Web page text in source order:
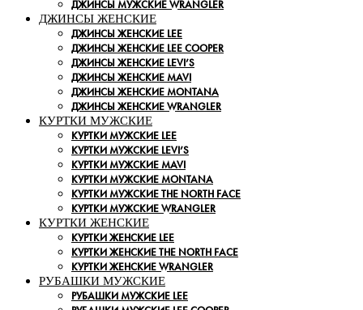
ДЖИНСЫ МУЖСКИЕ WRANGLER
ДЖИНСЫ ЖЕНСКИЕ
ДЖИНСЫ ЖЕНСКИЕ LEE
ДЖИНСЫ ЖЕНСКИЕ LEE COOPER
ДЖИНСЫ ЖЕНСКИЕ LEVI’S
ДЖИНСЫ ЖЕНСКИЕ MAVI
ДЖИНСЫ ЖЕНСКИЕ MONTANA
ДЖИНСЫ ЖЕНСКИЕ WRANGLER
КУРТКИ МУЖСКИЕ
КУРТКИ МУЖСКИЕ LEE
КУРТКИ МУЖСКИЕ LEVI’S
КУРТКИ МУЖСКИЕ MAVI
КУРТКИ МУЖСКИЕ MONTANA
КУРТКИ МУЖСКИЕ THE NORTH FACE
КУРТКИ МУЖСКИЕ WRANGLER
КУРТКИ ЖЕНСКИЕ
КУРТКИ ЖЕНСКИЕ LEE
КУРТКИ ЖЕНСКИЕ THE NORTH FACE
КУРТКИ ЖЕНСКИЕ WRANGLER
РУБАШКИ МУЖСКИЕ
РУБАШКИ МУЖСКИЕ LEE